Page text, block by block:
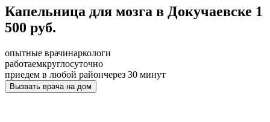
Капельница для мозга в Докучаевске 1
500 руб.
опытные врачинаркологи
работаемкруглосуточно
приедем в любой райончерез 30 минут
Вызвать врача на дом